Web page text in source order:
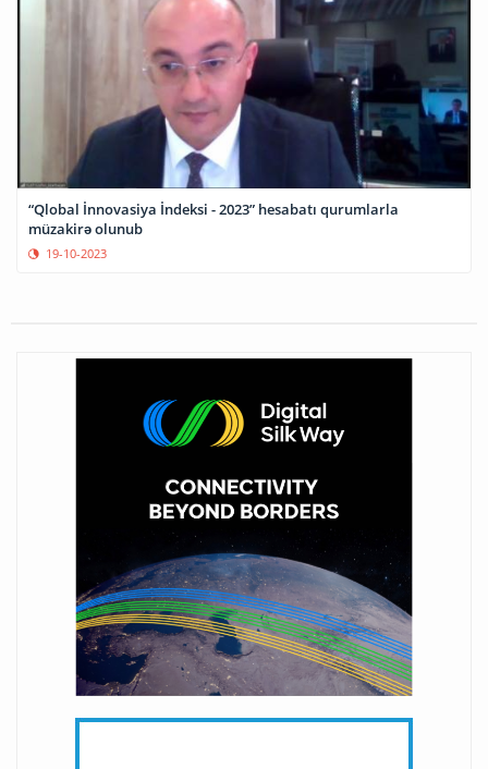
“Qlobal İnnovasiya İndeksi - 2023” hesabatı qurumlarla
müzakirə olunub
19-10-2023